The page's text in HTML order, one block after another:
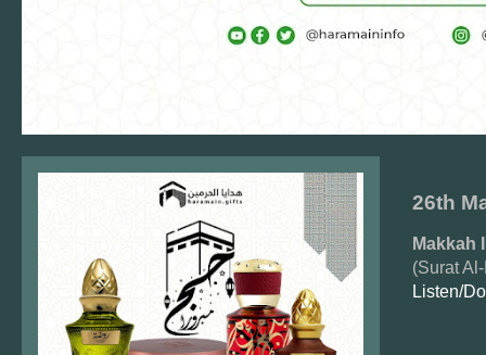
26th
Makkah
(Surat
Listen/